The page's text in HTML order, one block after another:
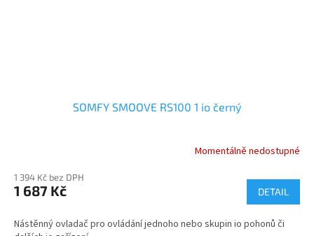
SOMFY SMOOVE RS100 1 io černý
Momentálně nedostupné
1 394 Kč bez DPH
1 687 Kč DETAIL
Nástěnný ovladač pro ovládání jednoho nebo skupin io pohonů či